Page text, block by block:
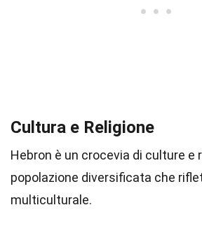
Cultura e Religione
Hebron è un crocevia di culture e
popolazione diversificata che
multiculturale.